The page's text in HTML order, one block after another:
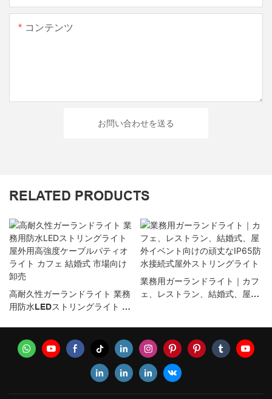
コンテンツ
お問い合わせを送る
RELATED PRODUCTS
高耐久性ガーランドライト 業務
用防水LEDストリングライト 屋
業務用ガーランドライト｜カフ
ェ、レストラン、結婚式、屋外